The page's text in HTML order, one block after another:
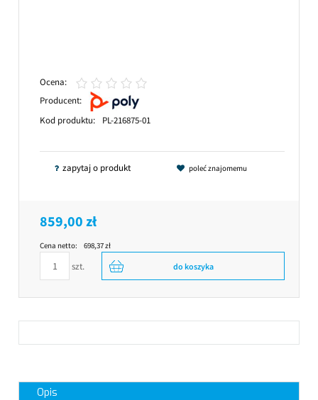
Ocena:
Producent:
Kod produktu:
PL-216875-01
zapytaj o produkt poleć znajomemu
859,00 zł
Cena netto: 698,37 zł
szt. do koszyka
Opis